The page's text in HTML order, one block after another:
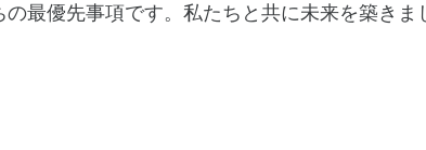
の最優先事項です。私たちと共に未来を築きま